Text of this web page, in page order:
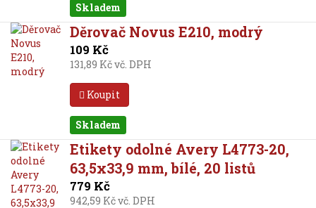
Skladem
Děrovač Novus E210, modrý
109 Kč
131,89 Kč vč. DPH
Koupit
Skladem
Etikety odolné Avery L4773-20,
63,5x33,9 mm, bílé, 20 listů
779 Kč
942,59 Kč vč. DPH